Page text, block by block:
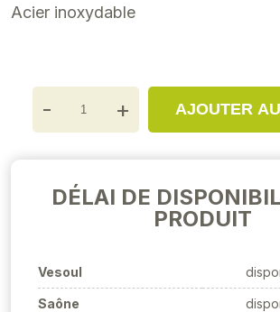
Acier inoxydable
- + AJOUTER
DÉLAI DE
PRODUIT
Vesoul
Saône